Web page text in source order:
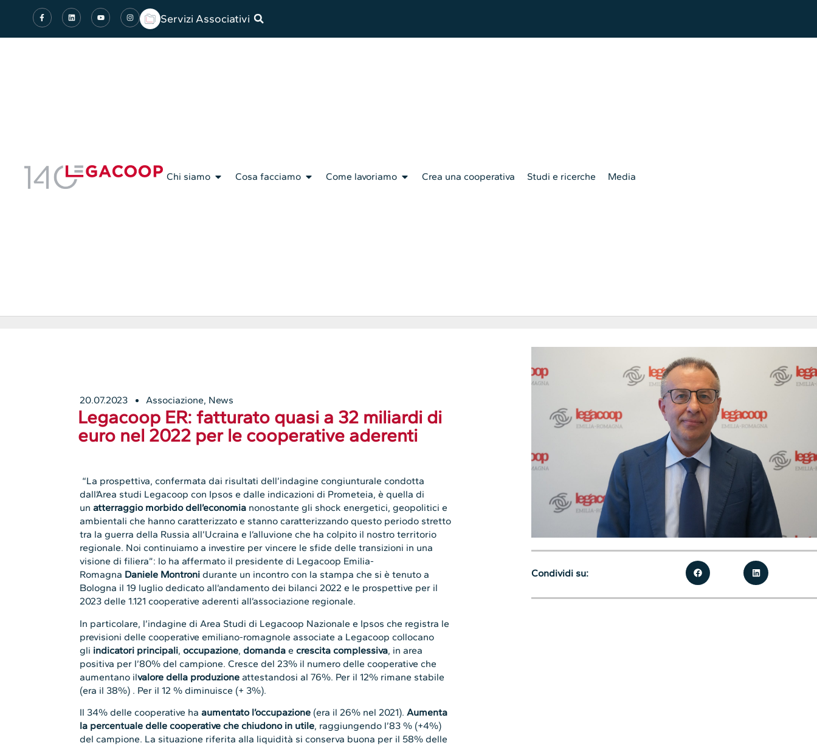
Servizi Associativi
Chi siamo Cosa facciamo Come lavoriamo Crea una cooperativa Studi e ricerche Media
20.07.2023 Associazione, News
Legacoop ER: fatturato quasi a 32 miliardi di
euro nel 2022 per le cooperative aderenti
“La prospettiva, confermata dai risultati dell’indagine congiunturale condotta
dall’Area studi Legacoop con Ipsos e dalle indicazioni di Prometeia, è quella di
unatterraggio morbido dell’economia nonostante gli shock energetici, geopolitici e
ambientali che hanno caratterizzato e stanno caratterizzando questo periodo stretto
tra la guerra della Russia all’Ucraina e l’alluvione che ha colpito il nostro territorio
regionale. Noi continuiamo a investire per vincere le sfide delle transizioni in una
visione di filiera”: lo ha affermato il presidente di Legacoop Emilia-
Romagna Daniele Montronidurante un incontro con la stampa che si è tenuto a
Bologna il 19 luglio dedicato all’andamento dei bilanci 2022 e le prospettive per il
2023 delle 1.121 cooperative aderenti all’associazione regionale.
In particolare, l’indagine di Area Studi di Legacoop Nazionale e Ipsos che registra le
previsioni delle cooperative emiliano-romagnole associate a Legacoop collocano
gli indicatori principali,occupazione,domanda ecrescita complessiva, in area
positiva per l’80% del campione. Cresce del 23% il numero delle cooperative che
aumentano ilvalore della produzioneattestandosi al 76%. Per il 12% rimane stabile
(era il 38%) . Per il 12 % diminuisce (+ 3%).
Il 34% delle cooperative haaumentato l’occupazione (era il 26% nel 2021).Aumenta
la percentuale delle cooperative che chiudonoin utile, raggiungendo l’83 % (+4%)
del campione. La situazione riferita alla liquidità si conserva buona per il 58% delle
Condividi su: